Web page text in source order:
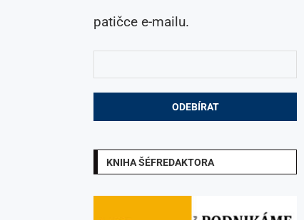
patičce e-mailu.
KNIHA ŠÉFREDAKTORA